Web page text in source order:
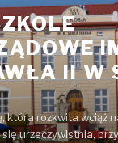
II W
która rozkwita wciąż
urzeczywistnia,